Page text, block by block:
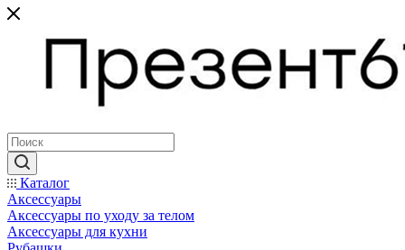
Каталог
Аксессуары
Аксессуары по уходу за телом
Аксессуары для кухни